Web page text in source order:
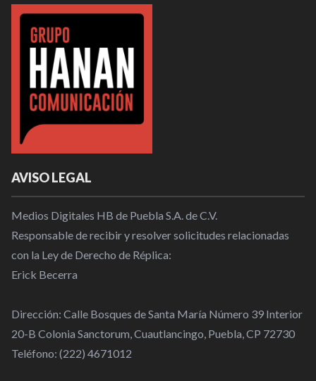
AVISO LEGAL
Medios Digitales HB de Puebla S.A. de C.V.
Responsable de recibir y resolver solicitudes relacionadas
con la Ley de Derecho de Réplica:
Erick Becerra
Dirección: Calle Bosques de Santa María Número 39 Interior
20-B Colonia Sanctorum, Cuautlancingo, Puebla, CP 72730
Teléfono: (222) 4671012